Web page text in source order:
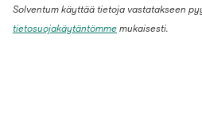
Solventum käyttää tietoja vastatakseen
tietosuojakäytäntömme mukaisesti.